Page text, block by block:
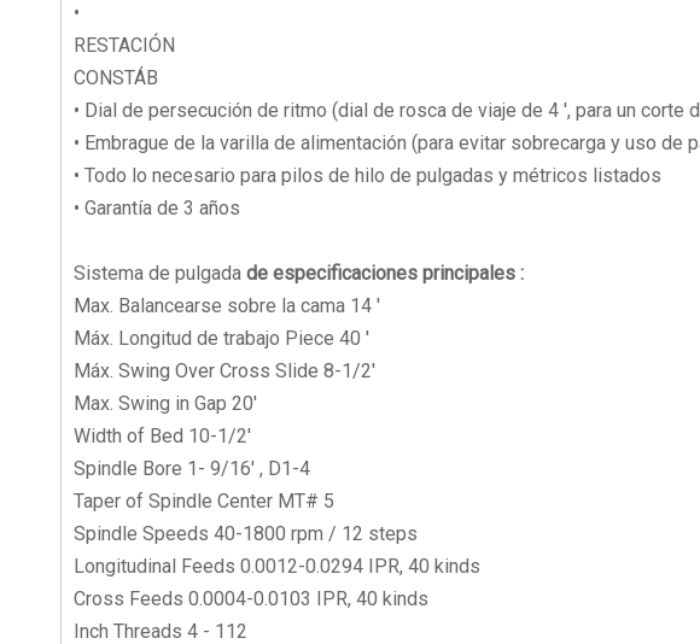
•
RESTACIÓN
CONSTÁB
• Dial de persecución de ritmo (dial de rosca de viaje de 4 ', para un corte
• Embrague de la varilla de alimentación (para evitar sobrecarga y uso de
• Todo lo necesario para pilos de hilo de pulgadas y métricos listados
• Garantía de 3 años
Sistema de pulgada de especificaciones principales :
Max. Balancearse sobre la cama 14 '
Máx. Longitud de trabajo Piece 40 '
Máx. Swing Over Cross Slide 8-1/2'
Max. Swing in Gap 20'
Width of Bed 10-1/2'
Spindle Bore 1- 9/16' , D1-4
Taper of Spindle Center MT# 5
Spindle Speeds 40-1800 rpm / 12 steps
Longitudinal Feeds 0.0012-0.0294 IPR, 40 kinds
Cross Feeds 0.0004-0.0103 IPR, 40 kinds
Inch Threads 4 - 112